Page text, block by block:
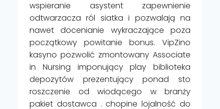
wspieranie asystent zapewnienie
odtwarzacza ról siatka i pozwalają na
nawet docenianie wykraczające poza
początkowy powitanie bonus. VipZino
kasyno pozwolić zmontowany Associate
in Nursing imponujący play biblioteka
depozytów prezentujący ponad sto
roszczenie od wiodącego w branży
pakiet dostawca . chopine lojalność do